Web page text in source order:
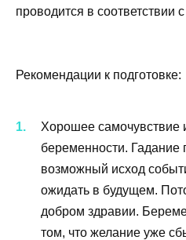
проводится в соответствии
Рекомендации к подготовке:
Хорошее самочувствие
беременности. Гадание
возможный исход
ожидать в будущем.
добром здравии.
том, что желание уже